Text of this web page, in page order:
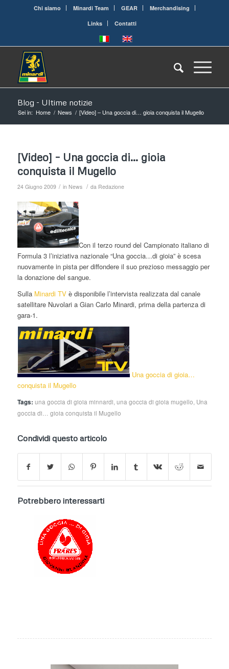
Chi siamo Minardi Team GEAR
Merchandising
Links
Contatti
Blog - Ultime notizie
Sei in: Home / News / [Video] – Una goccia di… gioia conquista il Mugello
[Video] – Una goccia di… gioia
conquista il Mugello
24 Giugno 2009 / in News / da Redazione
Con il terzo round del Campionato italiano di
Formula 3 l’iniziativa nazionale “Una goccia…di gioia” è scesa
nuovamente in pista per diffondere il suo prezioso messaggio per
la donazione del sangue.
Sulla Minardi TV è disponibile l’intervista realizzata dal canale
satellitare Nuvolari a Gian Carlo Minardi, prima della partenza di
gara-1.
Una goccia di gioia…
conquista il Mugello
Tags: una goccia di gioia minnardi una goccia di gioia mugello Una
goccia di… gioia conquista il Mugello
Condividi questo articolo
Potrebbero interessarti